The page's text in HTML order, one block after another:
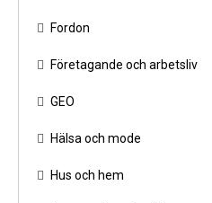
Fordon
Företagande och arbetsliv
GEO
Hälsa och mode
Hus och hem